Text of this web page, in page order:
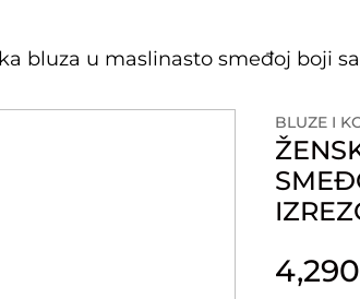
bluza u maslinasto smeđoj boji
BLUZE I